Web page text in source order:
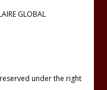
GLOBAL
under the right